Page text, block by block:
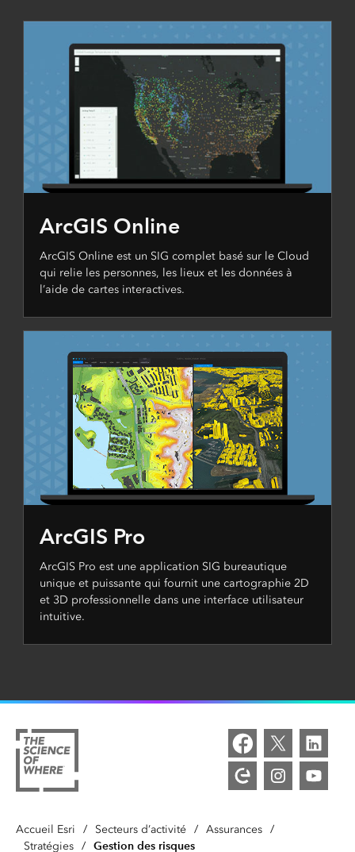
ArcGIS Online
ArcGIS Online est un SIG complet basé sur le Cloud
qui relie les personnes, les lieux et les données à
l’aide de cartes interactives.
ArcGIS Pro
ArcGIS Pro est une application SIG bureautique
unique et puissante qui fournit une cartographie 2D
et 3D professionnelle dans une interface utilisateur
intuitive.
Accueil Esri / Secteurs d’activité / Assurances /
Stratégies / Gestion des risques